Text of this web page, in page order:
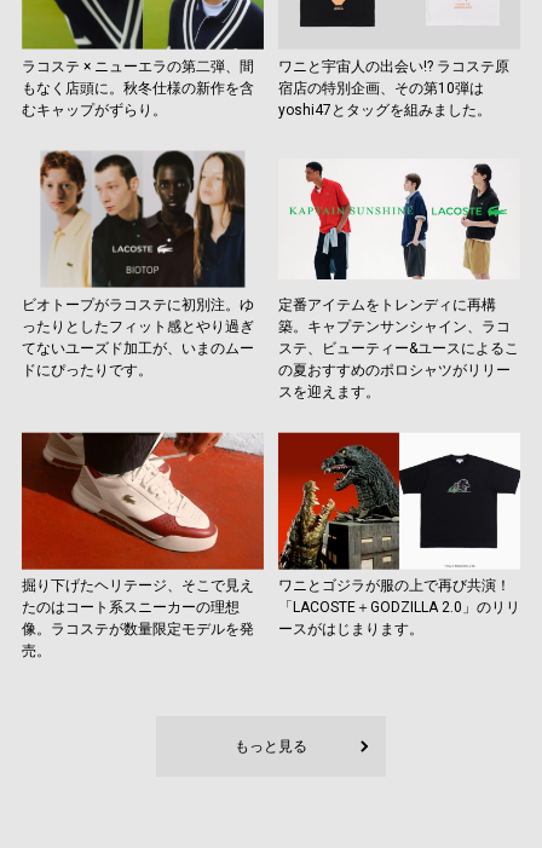
ラコステ × ニューエラの第二弾、間
もなく店頭に。秋冬仕様の新作を含
むキャップがずらり。
ワニと宇宙人の出会い!? ラコステ原
宿店の特別企画、その第10弾は
yoshi47とタッグを組みました。
ビオトープがラコステに初別注。ゆ
ったりとしたフィット感とやり過ぎ
てないユーズド加工が、いまのムー
ドにぴったりです。
定番アイテムをトレンディに再構
築。キャプテンサンシャイン、ラコ
ステ、ビューティー&ユースによるこ
の夏おすすめのポロシャツがリリー
スを迎えます。
掘り下げたヘリテージ、そこで見え
たのはコート系スニーカーの理想
像。ラコステが数量限定モデルを発
売。
ワニとゴジラが服の上で再び共演！
「LACOSTE＋GODZILLA 2.0」のリリ
ースがはじまります。
もっと見る